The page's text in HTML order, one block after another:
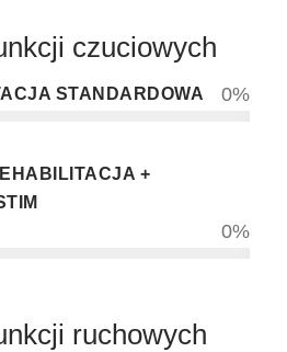
czuciowych
STANDARDOWA 0%
+
0%
ruchowych